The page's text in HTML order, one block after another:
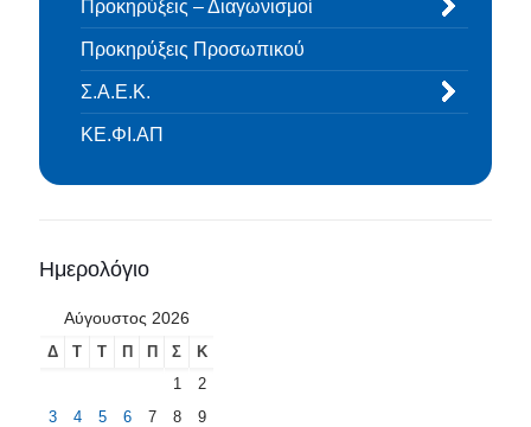
Προκηρύξεις – Διαγωνισμοί
Προκηρύξεις Προσωπικού
Σ.Α.Ε.Κ.
ΚΕ.ΦΙ.ΑΠ
Ημερολόγιο
Αύγουστος 2026
Δ Τ Τ Π Π Σ
Κ
1
2
3
4 5 6 7 8
9